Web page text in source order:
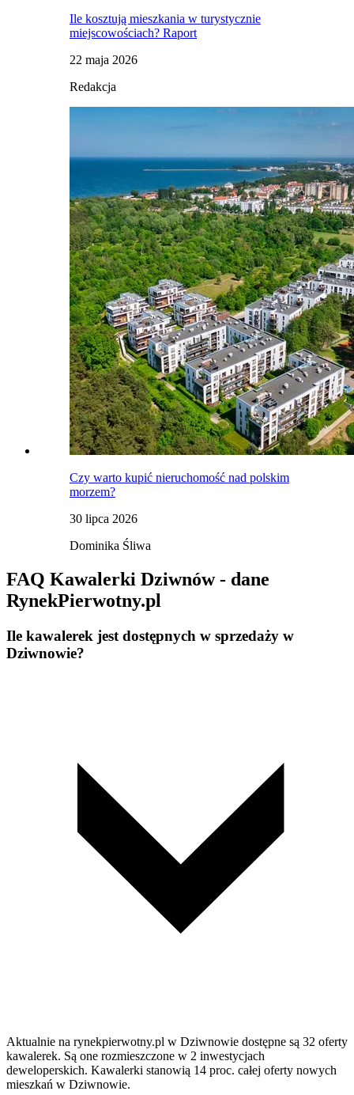
Ile kosztują mieszkania w turystycznie
miejscowościach? Raport
22 maja 2026
Redakcja
Czy warto kupić nieruchomość nad polskim
morzem?
30 lipca 2026
Dominika Śliwa
FAQ Kawalerki Dziwnów - dane
RynekPierwotny.pl
Ile kawalerek jest dostępnych w sprzedaży w
Dziwnowie?
Aktualnie na rynekpierwotny.pl w Dziwnowie dostępne są 32 oferty
kawalerek. Są one rozmieszczone w 2 inwestycjach
deweloperskich. Kawalerki stanowią 14 proc. całej oferty nowych
mieszkań w Dziwnowie.